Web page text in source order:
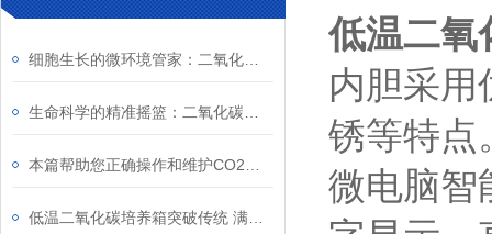
低温二氧
内胆采用
锈等特点
微电脑智